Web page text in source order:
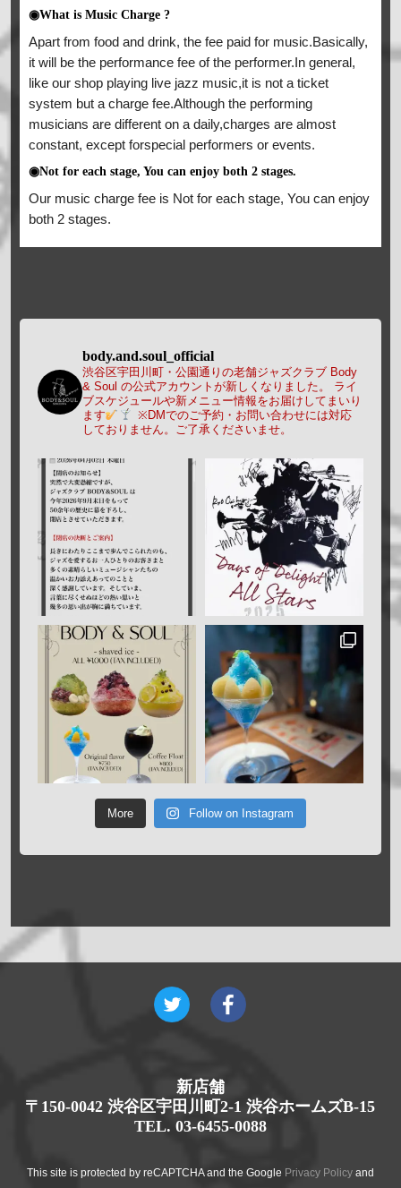
◉What is Music Charge ?
Apart from food and drink, the fee paid for music.Basically,
it will be the performance fee of the performer.In general,
like our shop playing live jazz music,it is not a ticket
system but a charge fee.Although the performing
musicians are different on a daily,charges are almost
constant, except forspecial performers or events.
◉Not for each stage, You can enjoy both 2 stages.
Our music charge fee is Not for each stage, You can enjoy
both 2 stages.
body.and.soul_official
渋谷区宇田川町・公園通りの老舗ジャズクラブ Body
& Soul の公式アカウントが新しくなりました。
ライ
ブスケジュールや新メニュー情報をお届けしてまいり
ます
※DMでのご予約・お問い合わせには対応
しておりません。ご了承くださいませ。
More Follow on Instagram
新店舗
〒150-0042 渋谷区宇田川町2-1 渋谷ホームズB-15
TEL. 03-6455-0088
This site is protected by reCAPTCHA and the Google Privacy Policyand